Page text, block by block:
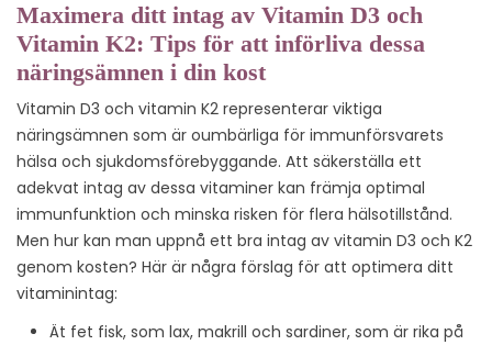
Maximera ditt intag av Vitamin D3 och
Vitamin K2: Tips för att införliva dessa
näringsämnen i din kost
Vitamin D3 och vitamin K2 representerar viktiga
näringsämnen som är oumbärliga för immunförsvarets
hälsa och sjukdomsförebyggande. Att säkerställa ett
adekvat intag av dessa vitaminer kan främja optimal
immunfunktion och minska risken för flera hälsotillstånd.
Men hur kan man uppnå ett bra intag av vitamin D3 och K2
genom kosten? Här är några förslag för att optimera ditt
vitaminintag:
Ät fet fisk, som lax, makrill och sardiner, som är rika på